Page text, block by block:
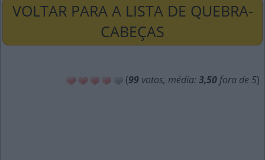
VOLTAR PARA A LISTA DE QUEBRA-
CABEÇAS
(99 votos, média: 3,50 fora de 5)